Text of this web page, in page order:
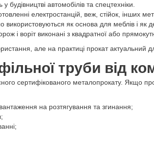
автомобілів та спецтехніки.
електростанцій, веж, стійок, інших
як основа для меблів і як
і воріт виконані з квадратної або
але на практиці прокат актуальний
труби від
сертифікованого металопрокату. Якщо
на розтягування та згинання;